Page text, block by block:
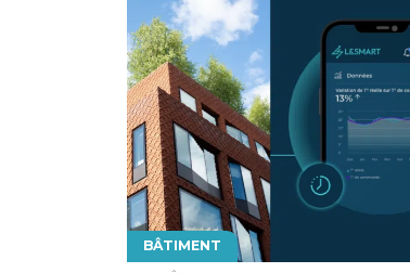
THÉMATIQUE
BÂTIMENT